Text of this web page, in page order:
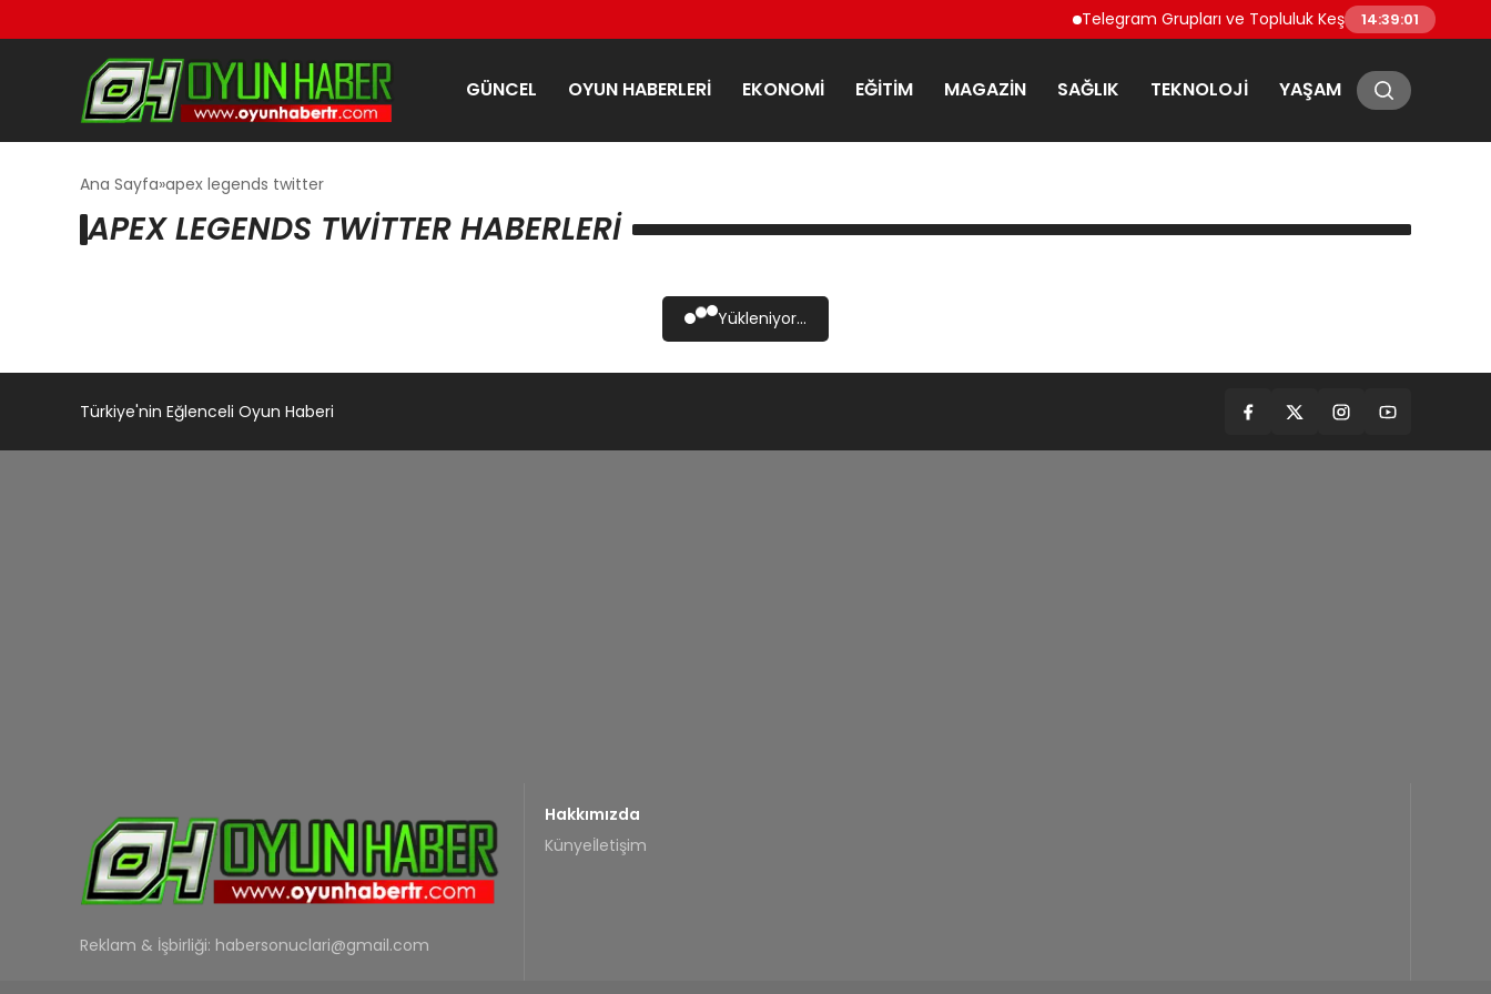
Telegram Grupları ve Topluluk Keşfi: Telegram’da
14:39:01
GÜNCEL OYUN HABERLERI EKONOMI EĞITIM MAGAZIN SAĞLIK TEKNOLOJI YAŞAM
Ana Sayfa apex legends twitter
APEX LEGENDS TWITTER HABERLERI
Yükleniyor...
Türkiye'nin Eğlenceli Oyun Haberi
Reklam & İşbirliği: habersonuclari@gmail.com
Hakkımızda
Künyeİletişim